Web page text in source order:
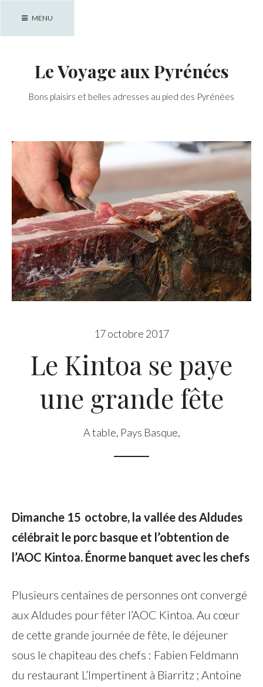
MENU
Le Voyage aux Pyrénées
Bons plaisirs et belles adresses au pied des Pyrénées
17 octobre 2017
Le Kintoa se paye
une grande fête
A table, Pays Basque,
Dimanche 15 octobre, la vallée des Aldudes
célébrait le porc basque et l’obtention de
l’AOC Kintoa. Énorme banquet avec les chefs
Plusieurs centaines de personnes ont convergé
aux Aldudes pour fêter l’AOC Kintoa. Au cœur
de cette grande journée de fête, le déjeuner
sous le chapiteau des chefs : Fabien Feldmann
du restaurant L’Impertinent à Biarritz ; Antoine